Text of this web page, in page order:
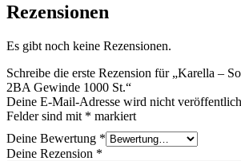
Rezensionen
Es gibt noch keine Rezensionen.
Schreibe die erste Rezension für „Karella –
2BA Gewinde 1000 St.“
Deine E-Mail-Adresse wird nicht
Felder sind mit * markiert
Deine Bewertung *
Deine Rezension *